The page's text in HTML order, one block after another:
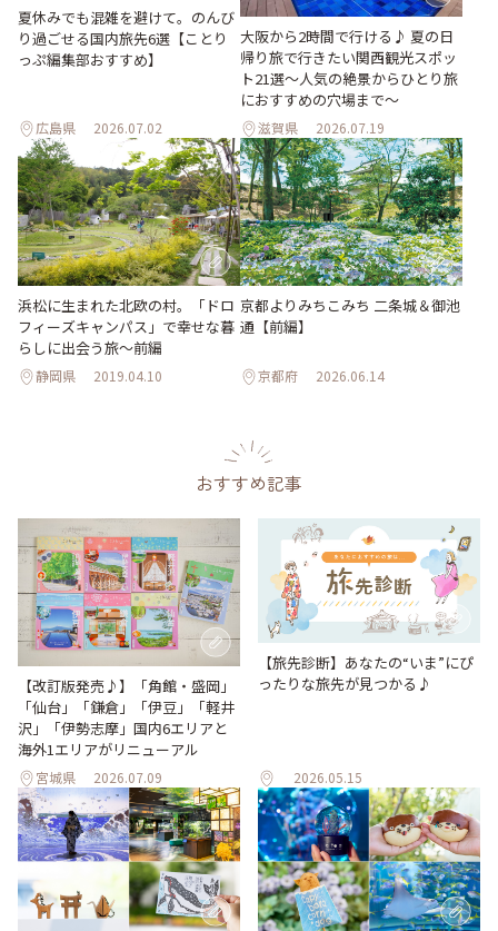
夏休みでも混雑を避けて。のんび
り過ごせる国内旅先6選【ことり
っぷ編集部おすすめ】
広島県 2026.07.02
大阪から2時間で行ける♪ 夏の日
帰り旅で行きたい関西観光スポッ
ト21選～人気の絶景からひとり旅
におすすめの穴場まで～
滋賀県 2026.07.19
浜松に生まれた北欧の村。「ドロ
フィーズキャンパス」で幸せな暮
らしに出会う旅～前編
静岡県 2019.04.10
京都よりみちこみち 二条城＆御池
通【前編】
京都府 2026.06.14
おすすめ記事
【改訂版発売♪】「角館・盛岡」
「仙台」「鎌倉」「伊豆」「軽井
沢」「伊勢志摩」国内6エリアと
海外1エリアがリニューアル
宮城県 2026.07.09
【旅先診断】あなたの“いま”にぴ
ったりな旅先が見つかる♪
2026.05.15